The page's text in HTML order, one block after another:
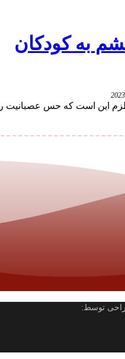
به کودکان
این است که حس عصبانیت را